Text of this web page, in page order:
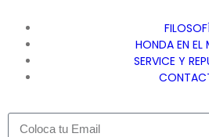
HONDA EN EL
SERVICE Y